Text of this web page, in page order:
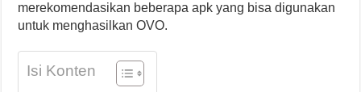
merekomendasikan beberapa apk yang bisa digunakan
untuk menghasilkan OVO.
Isi Konten